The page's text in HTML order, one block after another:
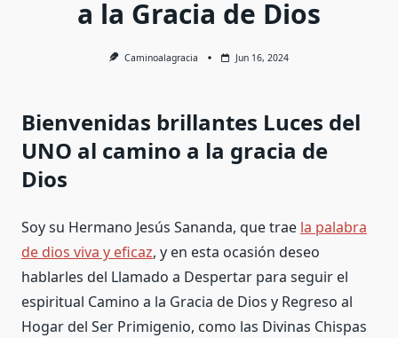
a la Gracia de Dios
Caminoalagracia Jun 16, 2024
Bienvenidas brillantes Luces del
UNO al camino a la gracia de
Dios
Soy su Hermano Jesús Sananda, que trae la palabra
de dios viva y eficaz, y en esta ocasión deseo
hablarles del Llamado a Despertar para seguir el
espiritual Camino a la Gracia de Dios y Regreso al
Hogar del Ser Primigenio, como las Divinas Chispas